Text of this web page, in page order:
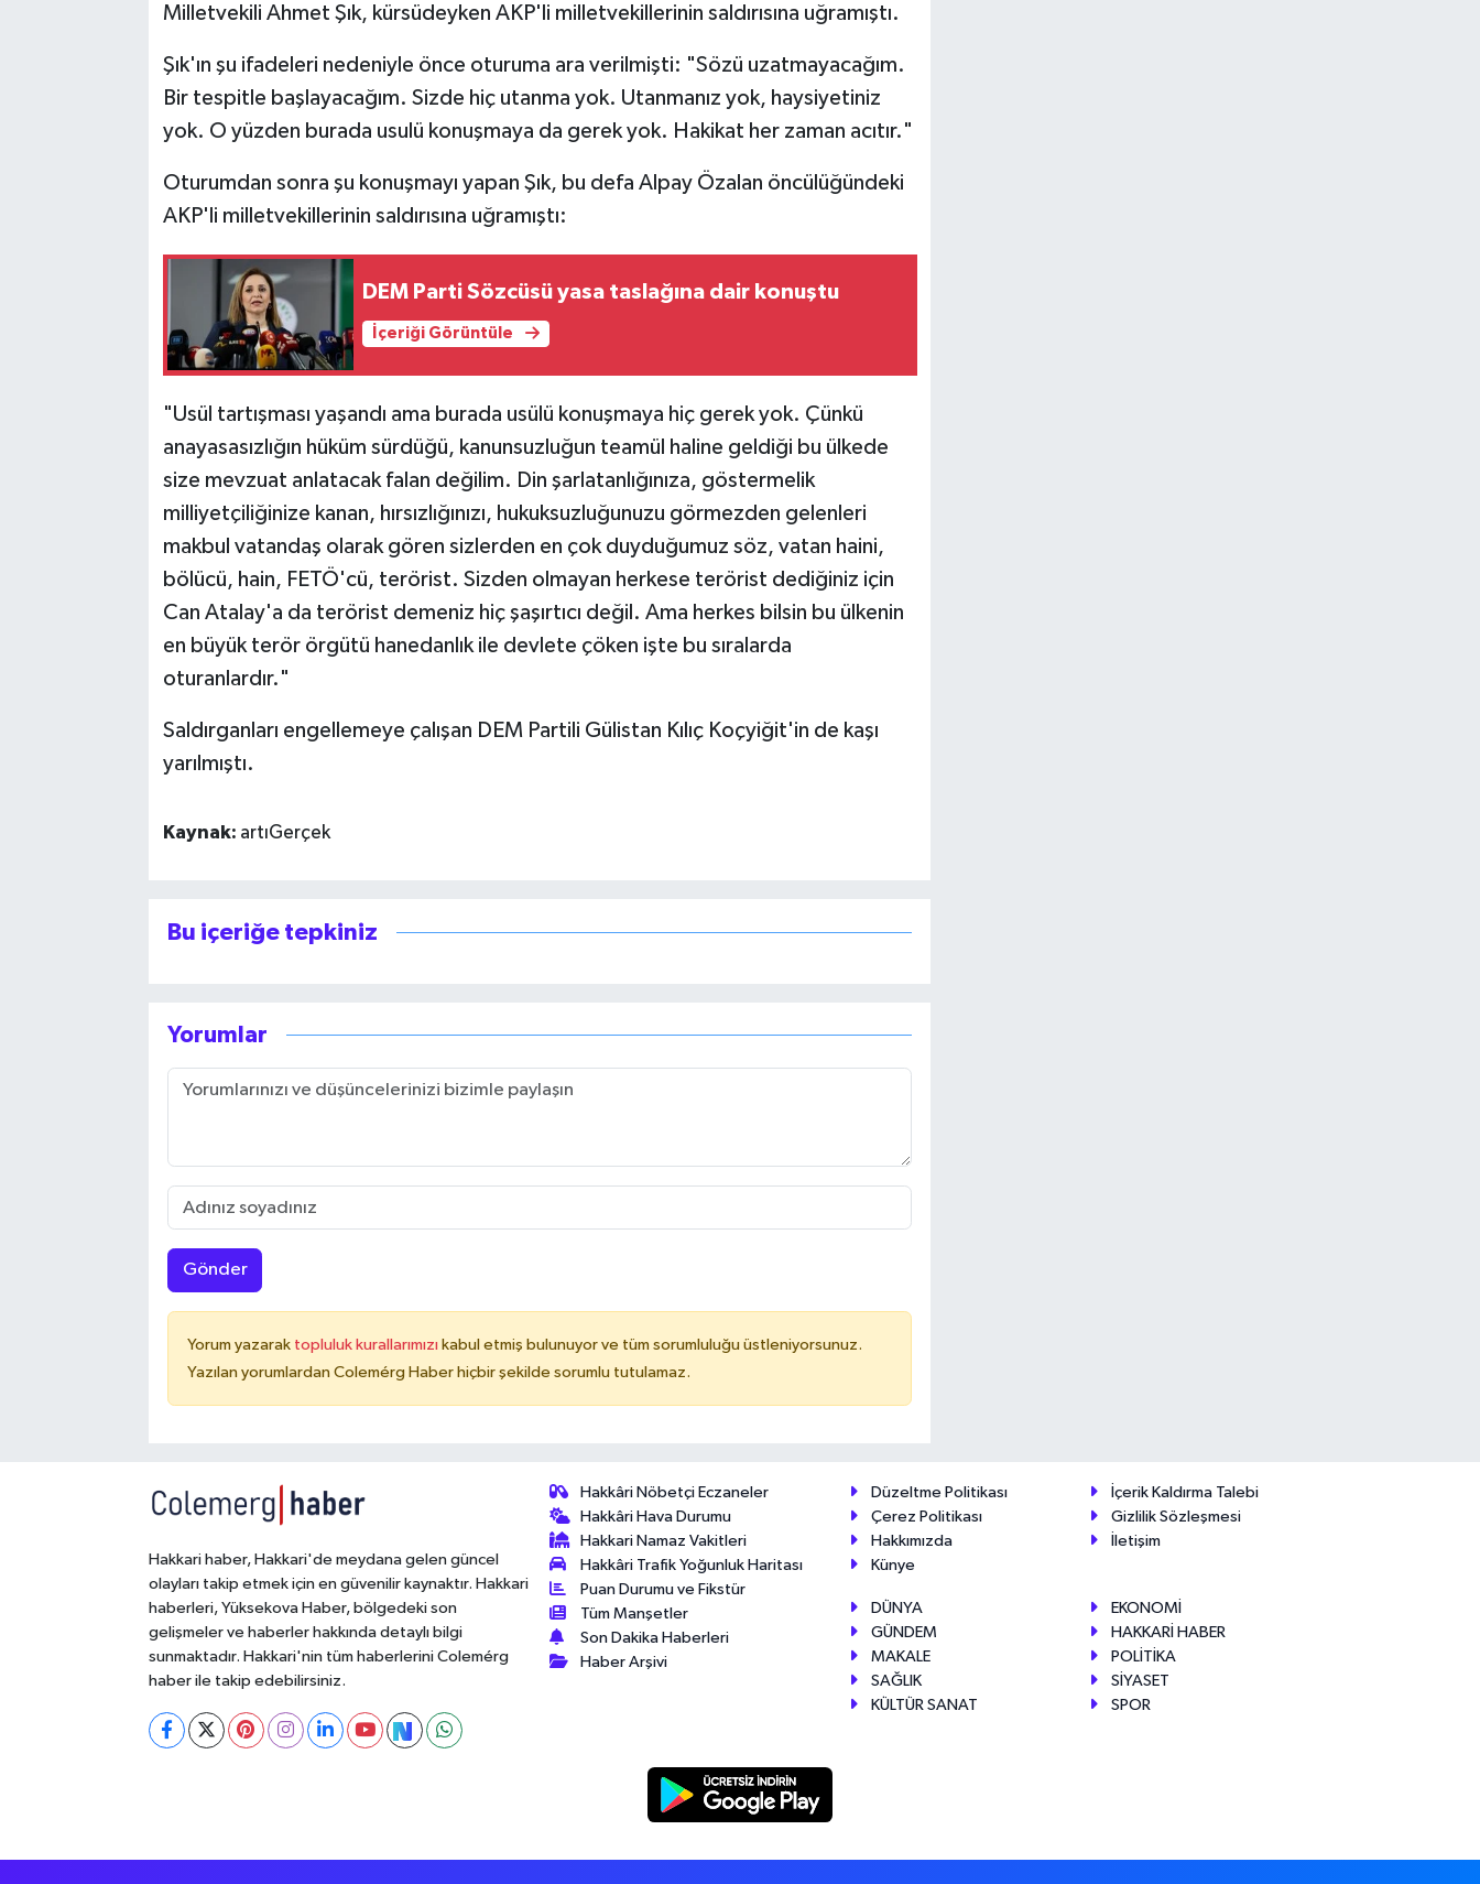
Milletvekili Ahmet Şık, kürsüdeyken AKP'li milletvekillerinin saldırısına uğramıştı.
Şık'ın şu ifadeleri nedeniyle önce oturuma ara verilmişti: "Sözü uzatmayacağım.
Bir tespitle başlayacağım. Sizde hiç utanma yok. Utanmanız yok, haysiyetiniz
yok. O yüzden burada usulü konuşmaya da gerek yok. Hakikat her zaman acıtır."
Oturumdan sonra şu konuşmayı yapan Şık, bu defa Alpay Özalan öncülüğündeki
AKP'li milletvekillerinin saldırısına uğramıştı:
DEM Parti Sözcüsü yasa taslağına dair konuştu
İçeriği Görüntüle
"Usül tartışması yaşandı ama burada usülü konuşmaya hiç gerek yok. Çünkü
anayasasızlığın hüküm sürdüğü, kanunsuzluğun teamül haline geldiği bu ülkede
size mevzuat anlatacak falan değilim. Din şarlatanlığınıza, göstermelik
milliyetçiliğinize kanan, hırsızlığınızı, hukuksuzluğunuzu görmezden gelenleri
makbul vatandaş olarak gören sizlerden en çok duyduğumuz söz, vatan haini,
bölücü, hain, FETÖ'cü, terörist. Sizden olmayan herkese terörist dediğiniz için
Can Atalay'a da terörist demeniz hiç şaşırtıcı değil. Ama herkes bilsin bu ülkenin
en büyük terör örgütü hanedanlık ile devlete çöken işte bu sıralarda
oturanlardır."
Saldırganları engellemeye çalışan DEM Partili Gülistan Kılıç Koçyiğit'in de kaşı
yarılmıştı.
Kaynak: artıGerçek
Bu içeriğe tepkiniz
Yorumlar
Gönder
Yorum yazarak topluluk kurallarımızı kabul etmiş bulunuyor ve tüm sorumluluğu üstleniyorsunuz.
Yazılan yorumlardan Colemérg Haber hiçbir şekilde sorumlu tutulamaz.
Hakkari haber, Hakkari'de meydana gelen güncel
olayları takip etmek için en güvenilir kaynaktır. Hakkari
haberleri, Yüksekova Haber, bölgedeki son
gelişmeler ve haberler hakkında detaylı bilgi
sunmaktadır. Hakkari'nin tüm haberlerini Colemérg
haber ile takip edebilirsiniz.
Hakkâri Nöbetçi Eczaneler
Hakkâri Hava Durumu
Hakkari Namaz Vakitleri
Hakkâri Trafik Yoğunluk Haritası
Puan Durumu ve Fikstür
Tüm Manşetler
Son Dakika Haberleri
Haber Arşivi
Düzeltme Politikası
İçerik Kaldırma Talebi
Çerez Politikası
Gizlilik Sözleşmesi
Hakkımızda
İletişim
Künye
DÜNYA
EKONOMİ
GÜNDEM
HAKKARİ HABER
MAKALE
POLİTİKA
SAĞLIK
SİYASET
KÜLTÜR SANAT
SPOR